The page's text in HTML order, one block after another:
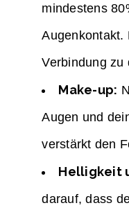
mindestens
Augenkontakt.
Verbindung zu
Make-up:
Augen und
verstärkt den
Helligkeit
darauf, dass